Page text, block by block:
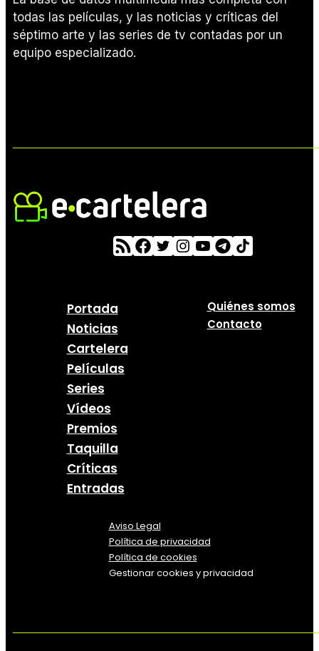
todas las películas, y las noticias y críticas del
séptimo arte y las series de tv contadas por un
equipo especializado.
Portada
Noticias
Cartelera
Películas
Series
Vídeos
Premios
Taquilla
Críticas
Entradas
Quiénes somos
Contacto
Aviso Legal
Política de privacidad
Política de cookies
Gestionar cookies y privacidad